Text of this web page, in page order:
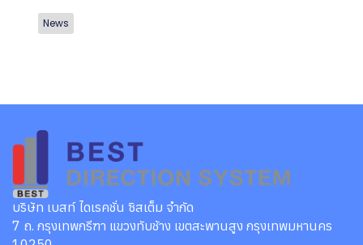
News
บริษัท เบสท์ ไดเรคชั่น ซิสเต็ม จำกัด
7 ถ. กรุงเทพกรีฑา แขวงทับช้าง เขตสะพานสูง กรุงเทพมหานคร